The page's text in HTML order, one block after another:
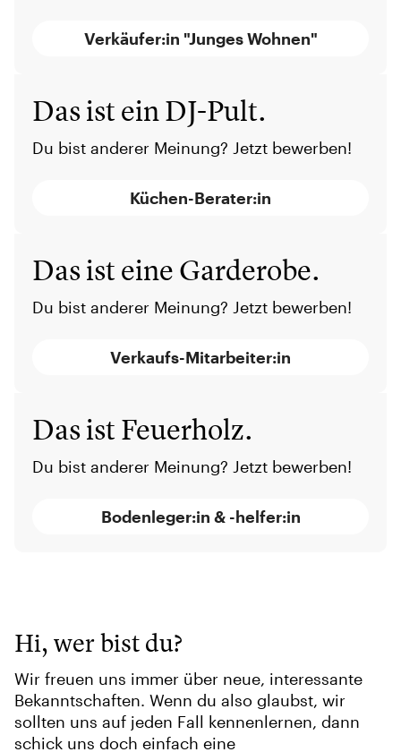
Verkäufer:in "Junges Wohnen"
Das ist ein DJ-Pult.
Du bist anderer Meinung? Jetzt bewerben!
Küchen-Berater:in
Das ist eine Garderobe.
Du bist anderer Meinung? Jetzt bewerben!
Verkaufs-Mitarbeiter:in
Das ist Feuerholz.
Du bist anderer Meinung? Jetzt bewerben!
Bodenleger:in & -helfer:in
Hi, wer bist du?
Wir freuen uns immer über neue, interessante
Bekanntschaften. Wenn du also glaubst, wir
sollten uns auf jeden Fall kennenlernen, dann
schick uns doch einfach eine